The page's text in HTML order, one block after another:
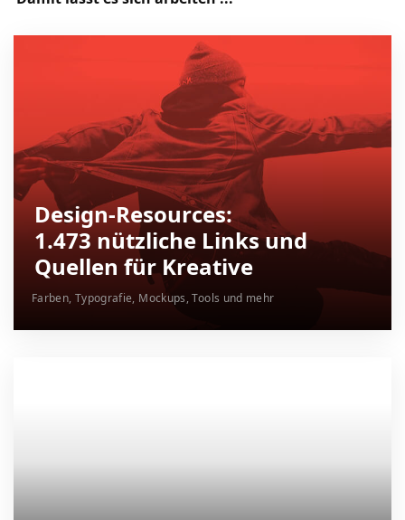
Design-Resources:
1.473 nützliche Links und
Quellen für Kreative
Farben, Typografie, Mockups, Tools und mehr